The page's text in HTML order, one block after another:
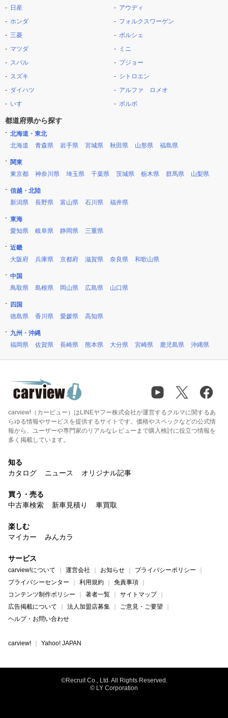
日産
ホンダ
三菱
マツダ
スバル
スズキ
ダイハツ
いすゞ
アウディ
フォルクスワーゲン
ポルシェ
ミニ
プジョー
シトロエン
アルファ ロメオ
ボルボ
都道府県から探す
北海道・東北
北海道
青森県 岩手県 宮城県 秋田県 山形県 福島県
関東
東京都
神奈川県 埼玉県 千葉県 茨城県 栃木県 群馬県 山梨県
信越・北陸
新潟県
長野県 富山県 石川県 福井県
東海
愛知県
岐阜県 静岡県 三重県
近畿
大阪府
兵庫県 京都府 滋賀県 奈良県 和歌山県
中国
鳥取県
島根県 岡山県 広島県 山口県
四国
徳島県
香川県 愛媛県 高知県
九州・沖縄
福岡県
佐賀県 長崎県 熊本県 大分県 宮崎県 鹿児島県 沖縄県
carview!（カービュー）はLINEヤフー株式会社が運営するクルマに関するあ
らゆる情報やサービスを提供するサイトです。価格やスペックなどの公式情
報から、ユーザーや専門家のリアルなレビューまで購入検討に役立つ情報を
多く掲載しています。
知る
カタログ
ニュース オリジナル記事
買う・売る
中古車検索
新車見積り 車買取
楽しむ
マイカー
みんカラ
サービス
carview!について 運営会社 お知らせ
プライバシーポリシー
プライバシーセンター
利用規約
免責事項
コンテンツ制作ポリシー
著者一覧
サイトマップ
広告掲載について
法人加盟店募集
ご意見・ご要望
ヘルプ・お問い合わせ
carview! Yahoo! JAPAN
©Recruit Co., Ltd. All Rights Reserved.
© LY Corporation